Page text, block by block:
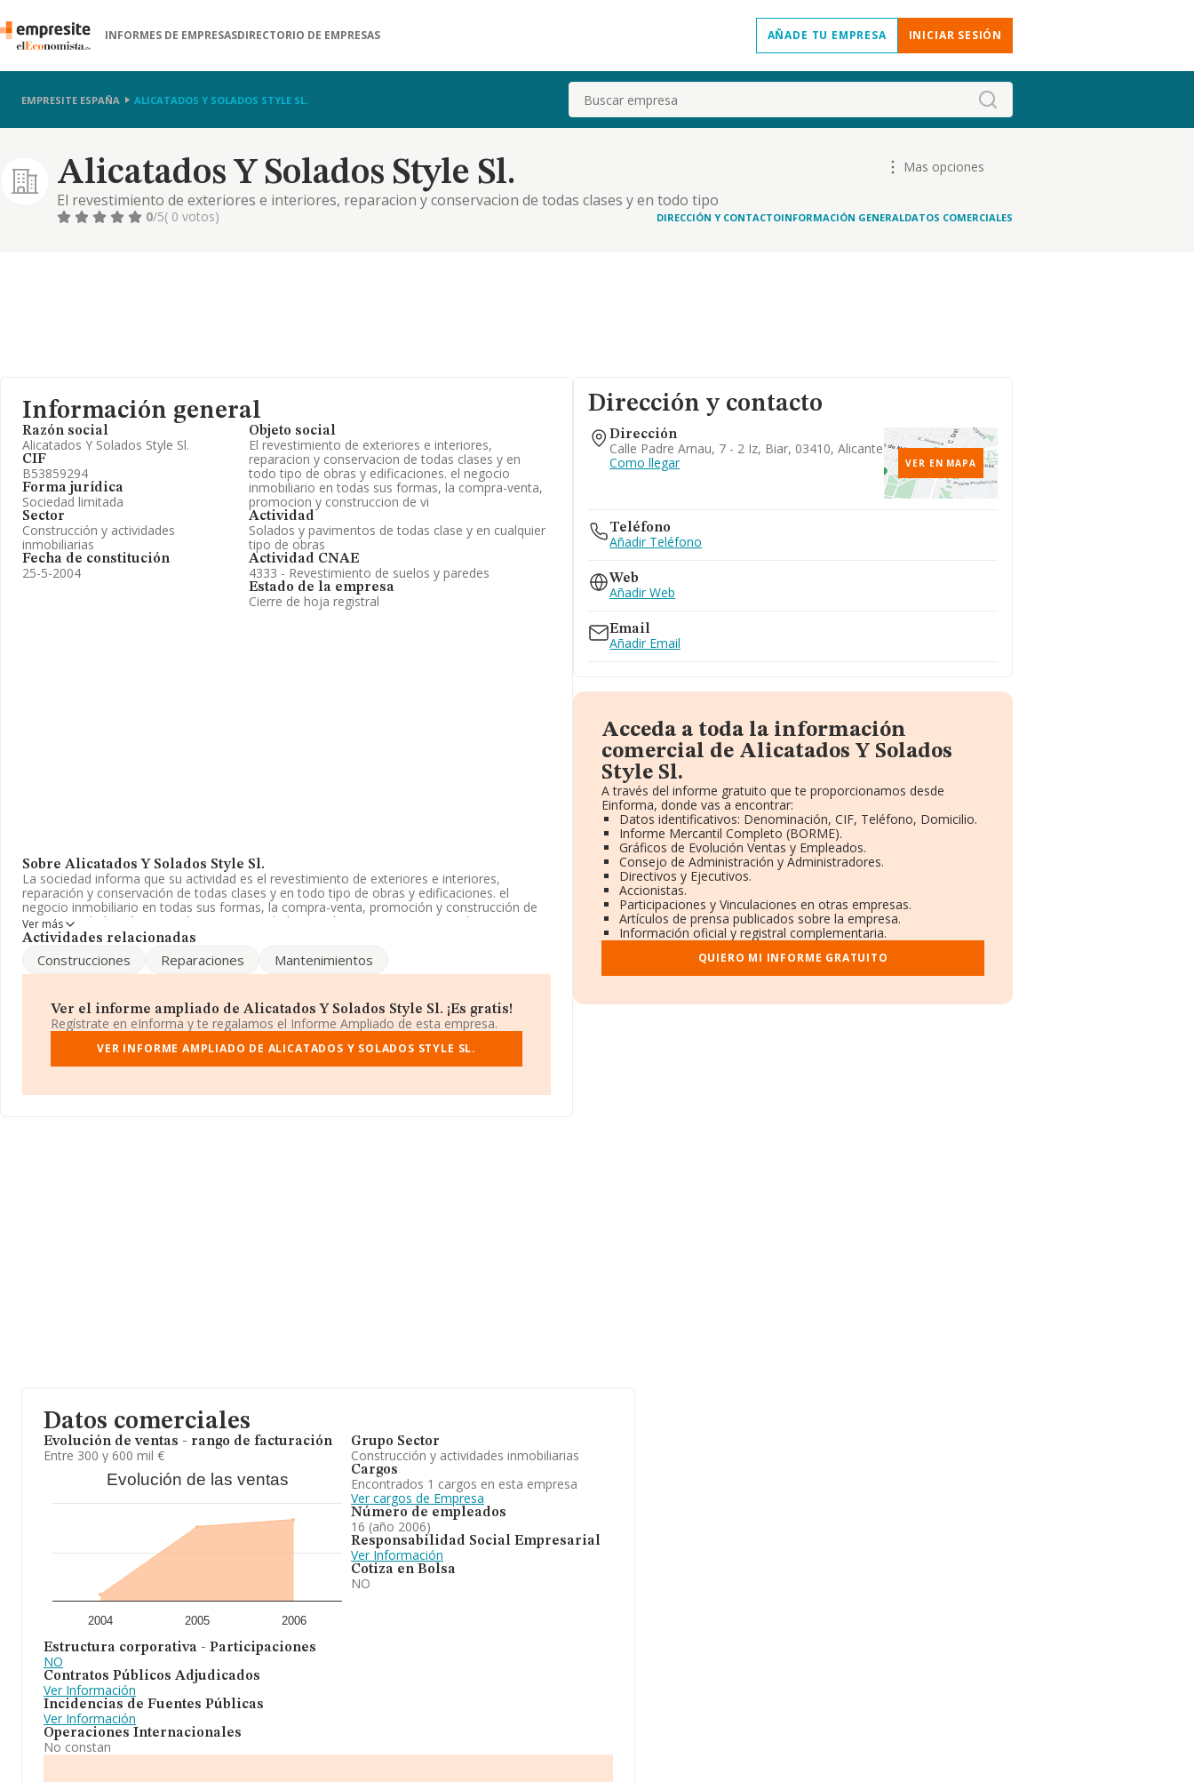
INFORMES DE EMPRESASDIRECTORIO DE EMPRESAS AÑADE TU EMPRESA INICIAR SESIÓN
EMPRESITE ESPAÑA ALICATADOS Y SOLADOS STYLE SL. Buscar
Alicatados Y Solados Style Sl.
El revestimiento de exteriores e interiores, reparacion y conservacion de todas clases y en todo tipo
de obras y edificaciones. el negocio inmobiliario en todas sus formas, la compra-venta, promocion y
Mas opciones
0/5( 0 votos) DIRECCIÓN Y CONTACTOINFORMACIÓN GENERALDATOS COMERCIALES
Información general
Razón social
Alicatados Y Solados Style Sl.
CIF
B53859294
Forma jurídica
Sociedad limitada
Sector
Construcción y actividades
inmobiliarias
Fecha de constitución
25-5-2004
Objeto social
El revestimiento de exteriores e interiores,
reparacion y conservacion de todas clases y en
todo tipo de obras y edificaciones. el negocio
inmobiliario en todas sus formas, la compra-venta,
promocion y construccion de vi
Actividad
Solados y pavimentos de todas clase y en cualquier
tipo de obras
Actividad CNAE
4333 - Revestimiento de suelos y paredes
Estado de la empresa
Cierre de hoja registral
Sobre Alicatados Y Solados Style Sl.
La sociedad informa que su actividad es el revestimiento de exteriores e interiores,
reparación y conservación de todas clases y en todo tipo de obras y edificaciones. el
negocio inmobiliario en todas sus formas, la compra-venta, promoción y construcción de
vi. La sociedad está registrada como Sociedad Limitada. Su CNAE corresponde a 4333 con
código 'Revestimiento de suelos y paredes'. La empresa no tiene actividad en mercados
El número de empleados ha bajado un 6% y teniendo en cuenta la información disponible
La sociedad españolaAlicatados y Solados Style S.L , con número de identificación fiscal
B53859294, está situada en Calle Padre Arnau núm. 7 2 Iz, (03410), en el municipio de Biar,
provincia de Alicante, Comunidad Valenciana.
facturación en el ámbito nacional alcanza los 1.852 millones de euros y el promedio de la
Ver más
Actividades relacionadas
Construcciones Reparaciones Mantenimientos
Ver el informe ampliado de Alicatados Y Solados Style Sl. ¡Es gratis!
Regístrate en eInforma y te regalamos el Informe Ampliado de esta empresa.
VER INFORME AMPLIADO DE ALICATADOS Y SOLADOS STYLE SL.
Dirección y contacto
Dirección
Calle Padre Arnau, 7 - 2 Iz, Biar, 03410, Alicante
Como llegar
VER EN MAPA
Teléfono
Añadir Teléfono
Web
Añadir Web
Email
Añadir Email
Acceda a toda la información
comercial de Alicatados Y Solados
Style Sl.
A través del informe gratuito que te proporcionamos desde
Einforma, donde vas a encontrar:
Datos identificativos: Denominación, CIF, Teléfono, Domicilio.
Informe Mercantil Completo (BORME).
Gráficos de Evolución Ventas y Empleados.
Consejo de Administración y Administradores.
Directivos y Ejecutivos.
Accionistas.
Participaciones y Vinculaciones en otras empresas.
Artículos de prensa publicados sobre la empresa.
Información oficial y registral complementaria.
QUIERO MI INFORME GRATUITO
Datos comerciales
Evolución de ventas - rango de facturación
Entre 300 y 600 mil €
Evolución de las ventas
2004 2005 2006
Estructura corporativa - Participaciones
NO
Contratos Públicos Adjudicados
Ver Información
Incidencias de Fuentes Públicas
Ver Información
Operaciones Internacionales
No constan
Grupo Sector
Construcción y actividades inmobiliarias
Cargos
Encontrados 1 cargos en esta empresa
Ver cargos de Empresa
Número de empleados
16 (año 2006)
Responsabilidad Social Empresarial
Ver Información
Cotiza en Bolsa
NO